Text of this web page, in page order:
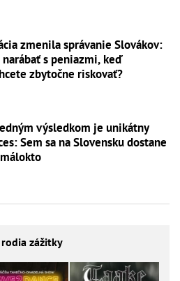
zmenila správanie Slovákov:
narábať s peniazmi, keď
zbytočne riskovať?
výsledkom je unikátny
Sem sa na Slovensku dostane
rodia zážitky